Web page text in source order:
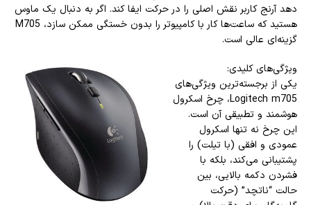
دهد آرنج کاربر نقش اصلی را در حرکت ایفا کند. اگر به دنبال یک ماوس
هستید که ساعت‌ها کار با کامپیوتر را بدون خستگی ممکن سازد، M705
گزینه‌ای عالی است.
ویژگی‌های کلیدی:
یکی از برجسته‌ترین ویژگی‌های
Logitech m705، چرخ اسکرول
هوشمند و تطبیقی آن است.
این چرخ نه تنها اسکرول
عمودی و افقی (با تیلت) را
پشتیبانی می‌کند، بلکه با
فشردن دکمه بالایی، بین
حالت “ناتچد” (حرکت